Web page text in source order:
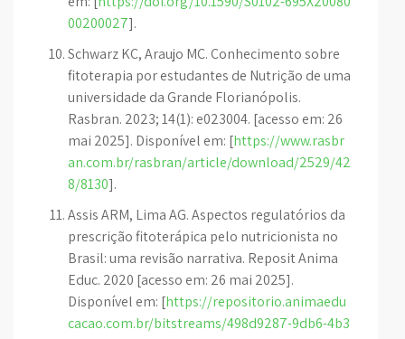
00200027].
Schwarz KC, Araujo MC. Conhecimento sobre
fitoterapia por estudantes de Nutrição de uma
universidade da Grande Florianópolis.
Rasbran. 2023; 14(1): e023004. [acesso em: 26
mai 2025]. Disponível em: [https://www.rasbr
an.com.br/rasbran/article/download/2529/42
8/8130].
Assis ARM, Lima AG. Aspectos regulatórios da
prescrição fitoterápica pelo nutricionista no
Brasil: uma revisão narrativa. Reposit Anima
Educ. 2020 [acesso em: 26 mai 2025].
Disponível em: [https://repositorio.animaedu
cacao.com.br/bitstreams/498d9287-9db6-4b3